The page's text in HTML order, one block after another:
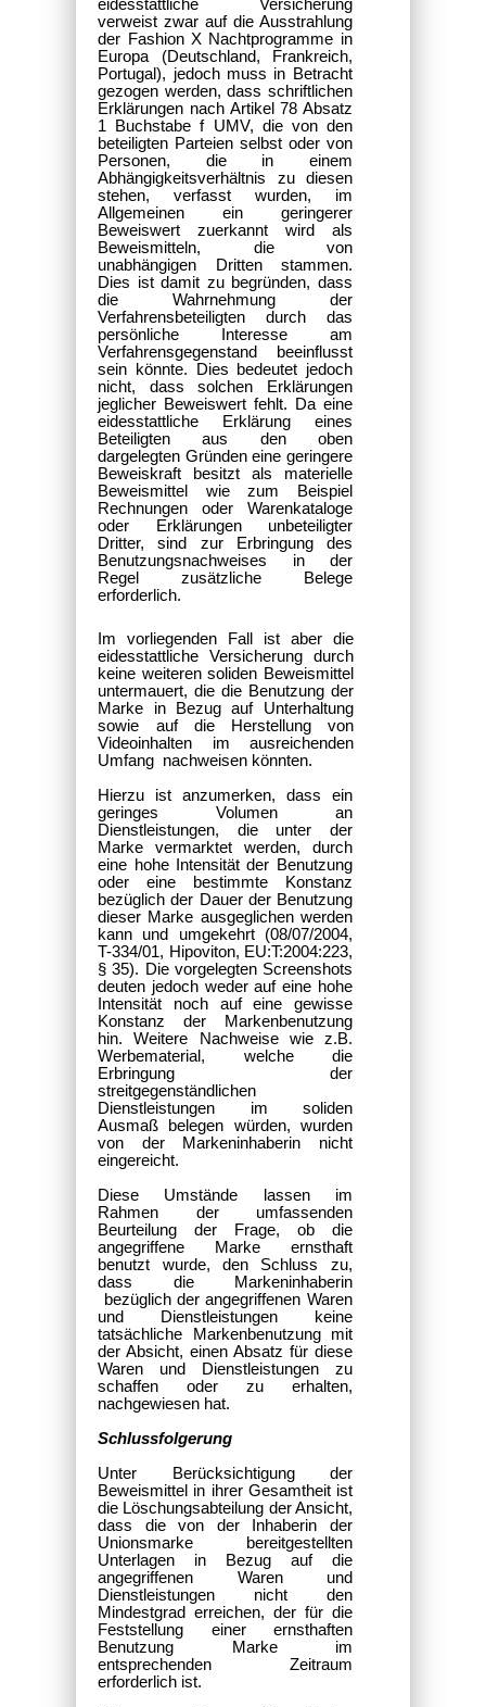
eidesstattliche Versicherung
verweist zwar auf die Ausstrahlung
der Fashion X Nachtprogramme in
Europa (Deutschland, Frankreich,
Portugal), jedoch muss in Betracht
gezogen werden, dass schriftlichen
Erklärungen nach Artikel 78 Absatz
1 Buchstabe f UMV, die von den
beteiligten Parteien selbst oder von
Personen, die in einem
Abhängigkeitsverhältnis zu diesen
stehen, verfasst wurden, im
Allgemeinen ein geringerer
Beweiswert zuerkannt wird als
Beweismitteln, die von
unabhängigen Dritten stammen.
Dies ist damit zu begründen, dass
die Wahrnehmung der
Verfahrensbeteiligten durch das
persönliche Interesse am
Verfahrensgegenstand beeinflusst
sein könnte. Dies bedeutet jedoch
nicht, dass solchen Erklärungen
jeglicher Beweiswert fehlt. Da eine
eidesstattliche Erklärung eines
Beteiligten aus den oben
dargelegten Gründen eine geringere
Beweiskraft besitzt als materielle
Beweismittel wie zum Beispiel
Rechnungen oder Warenkataloge
oder Erklärungen unbeteiligter
Dritter, sind zur Erbringung des
Benutzungsnachweises in der
Regel zusätzliche Belege
erforderlich.
Im vorliegenden Fall ist aber die
eidesstattliche Versicherung durch
keine weiteren soliden Beweismittel
untermauert, die die Benutzung der
Marke in Bezug auf Unterhaltung
sowie auf die Herstellung von
Videoinhalten im ausreichenden
Umfang nachweisen könnten.
Hierzu ist anzumerken, dass ein
geringes Volumen an
Dienstleistungen, die unter der
Marke vermarktet werden, durch
eine hohe Intensität der Benutzung
oder eine bestimmte Konstanz
bezüglich der Dauer der Benutzung
dieser Marke ausgeglichen werden
kann und umgekehrt (08/07/2004,
T-334/01, Hipoviton, EU:T:2004:223,
§ 35). Die vorgelegten Screenshots
deuten jedoch weder auf eine hohe
Intensität noch auf eine gewisse
Konstanz der Markenbenutzung
hin. Weitere Nachweise wie z.B.
Werbematerial, welche die
Erbringung der
streitgegenständlichen
Dienstleistungen im soliden
Ausmaß belegen würden, wurden
von der Markeninhaberin nicht
eingereicht.
Diese Umstände lassen im
Rahmen der umfassenden
Beurteilung der Frage, ob die
angegriffene Marke ernsthaft
benutzt wurde, den Schluss zu,
dass die Markeninhaberin
bezüglich der angegriffenen Waren
und Dienstleistungen keine
tatsächliche Markenbenutzung mit
der Absicht, einen Absatz für diese
Waren und Dienstleistungen zu
schaffen oder zu erhalten,
nachgewiesen hat.
Schlussfolgerung
Unter Berücksichtigung der
Beweismittel in ihrer Gesamtheit ist
die Löschungsabteilung der Ansicht,
dass die von der Inhaberin der
Unionsmarke bereitgestellten
Unterlagen in Bezug auf die
angegriffenen Waren und
Dienstleistungen nicht den
Mindestgrad erreichen, der für die
Feststellung einer ernsthaften
Benutzung Marke im
entsprechenden Zeitraum
erforderlich ist.